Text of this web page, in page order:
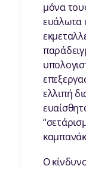
μόνα
ευάλωτα
ελλιπή
Ο